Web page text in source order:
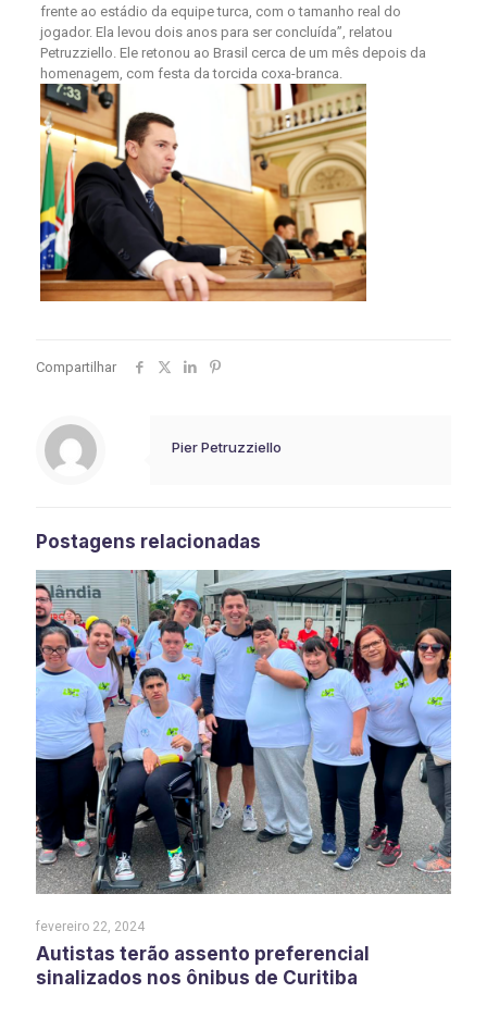
frente ao estádio da equipe turca, com o tamanho real do
jogador. Ela levou dois anos para ser concluída”, relatou
Petruzziello. Ele retonou ao Brasil cerca de um mês depois da
homenagem, com festa da torcida coxa-branca.
Compartilhar
Pier Petruzziello
Postagens relacionadas
fevereiro 22, 2024
Autistas terão assento preferencial
sinalizados nos ônibus de Curitiba